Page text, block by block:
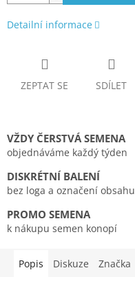
Detailní informace
ZEPTAT SE SDÍLET
VŽDY ČERSTVÁ SEMENA
objednáváme každý týden
DISKRÉTNÍ BALENÍ
bez loga a označení obsahu
PROMO SEMENA
k nákupu semen konopí
Popis Diskuze Značka